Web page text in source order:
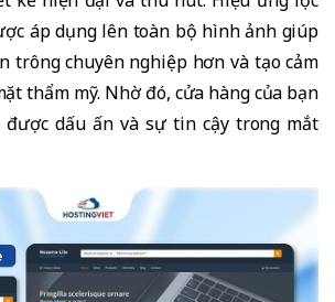
áp dụng lên toàn bộ hình ảnh giúp
trông chuyên nghiệp hơn và tạo cảm
thẩm mỹ. Nhờ đó, cửa hàng của bạn
được dấu ấn và sự tin cậy trong mắt